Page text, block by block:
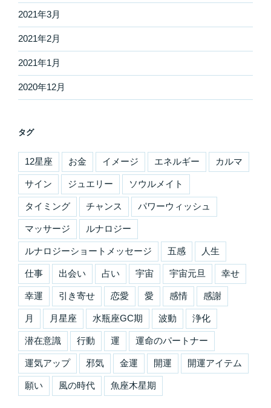
2021年3月
2021年2月
2021年1月
2020年12月
タグ
12星座 お金 イメージ エネルギー カルマ
サイン ジュエリー ソウルメイト
タイミング チャンス パワーウィッシュ
マッサージ ルナロジー
ルナロジーショートメッセージ 五感 人生
仕事 出会い 占い 宇宙 宇宙元旦 幸せ
幸運 引き寄せ 恋愛 愛 感情 感謝
月 月星座 水瓶座GC期 波動 浄化
潜在意識 行動 運 運命のパートナー
運気アップ 邪気 金運 開運 開運アイテム
願い 風の時代 魚座木星期